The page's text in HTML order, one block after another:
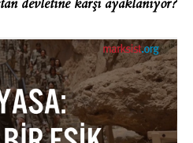
devletine karşı ayaklanıyor?